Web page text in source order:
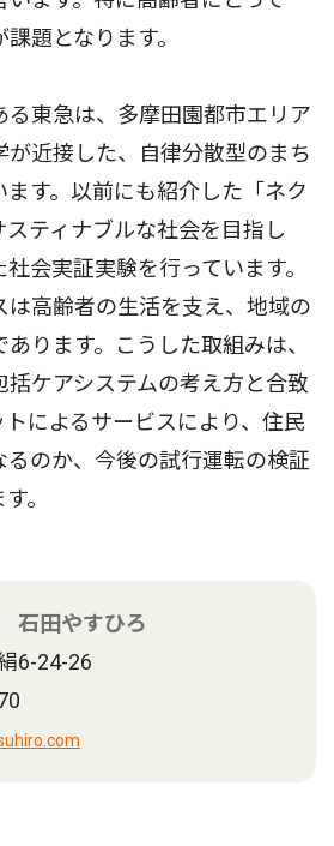
題となります。
東急は、多摩田園都市エリア
が近接した、自律分散型のまち
す。以前にも紹介した「ネク
ティナブルな社会を目指し
会実証実験を行っています。
は高齢者の生活を支え、地域の
ります。こうした取組みは、
ケアシステムの考え方と合致
トによるサービスにより、住民
るのか、今後の試行運転の検証
。
石田やすひろ
6-24-26